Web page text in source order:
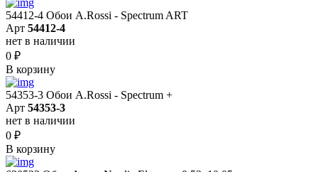
54412-4 Обои A.Rossi - Spectrum ART
Арт 54412-4
нет в наличии
0 ₽
В корзину
54353-3 Обои A.Rossi - Spectrum +
Арт 54353-3
нет в наличии
0 ₽
В корзину